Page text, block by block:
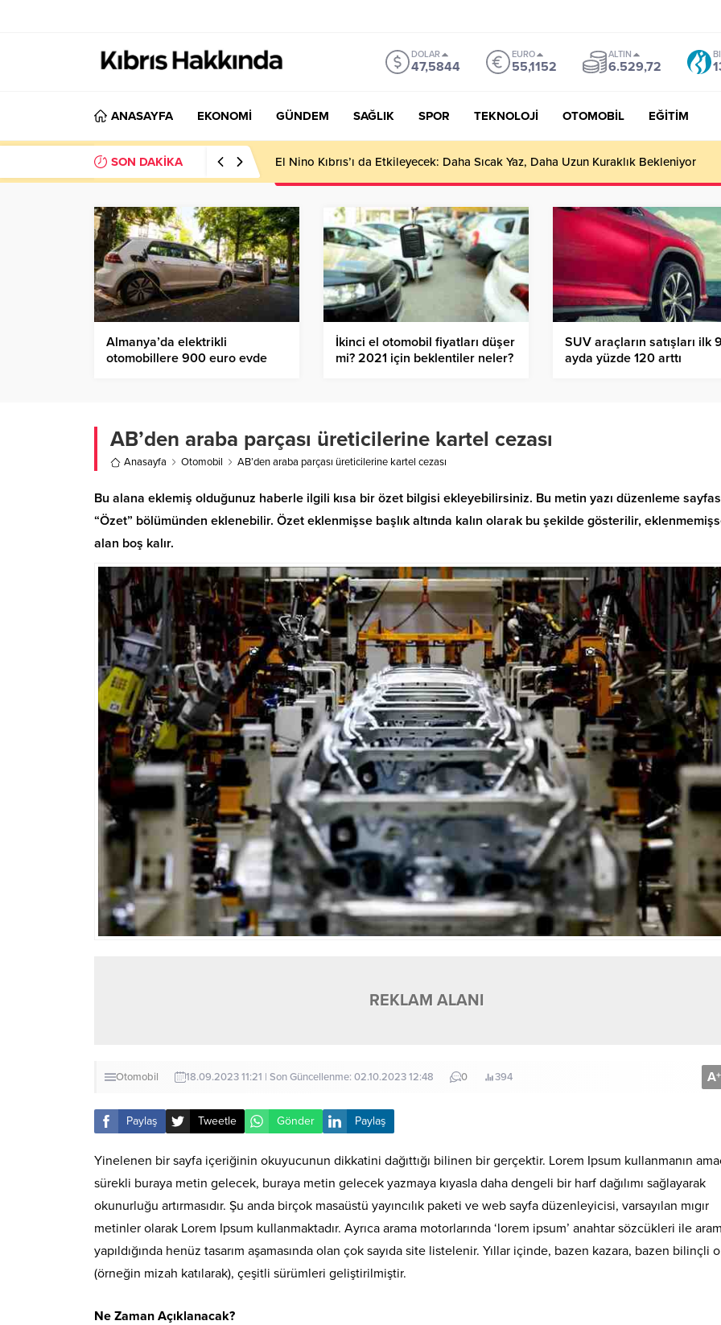
DOLAR
47,5844
EURO
55,1152
ALTIN
6.529,72
ANASAYFA EKONOMİ GÜNDEM SAĞLIK SPOR TEKNOLOJİ OTOMOBİL EĞİTİM
SON DAKİKA El Nino Kıbrıs’ı da Etkileyecek: Daha Sıcak Yaz, Daha Uzun Kuraklık Bekleniyor
Almanya’da elektrikli
otomobillere 900 euro evde
İkinci el otomobil fiyatları düşer
mi? 2021 için beklentiler neler?
SUV araçların satışları ilk
ayda yüzde 120 arttı
AB’den araba parçası üreticilerine kartel cezası
Anasayfa Otomobil AB’den araba parçası üreticilerine kartel cezası
Bu alana eklemiş olduğunuz haberle ilgili kısa bir özet bilgisi ekleyebilirsiniz. Bu metin yazı düzenleme
“Özet” bölümünden eklenebilir. Özet eklenmişse başlık altında kalın olarak bu şekilde gösterilir,
alan boş kalır.
REKLAM ALANI
Otomobil 18.09.2023 11:21 | Son Güncellenme: 02.10.2023 12:48 0 394 A+
Paylaş Tweetle Gönder Paylaş
Yinelenen bir sayfa içeriğinin okuyucunun dikkatini dağıttığı bilinen bir gerçektir. Lorem Ipsum kullanmanın
sürekli buraya metin gelecek, buraya metin gelecek yazmaya kıyasla daha dengeli bir harf dağılımı sağlayarak
okunurluğu artırmasıdır. Şu anda birçok masaüstü yayıncılık paketi ve web sayfa düzenleyicisi, varsayılan mıgır
metinler olarak Lorem Ipsum kullanmaktadır. Ayrıca arama motorlarında ‘lorem ipsum’ anahtar sözcükleri ile
yapıldığında henüz tasarım aşamasında olan çok sayıda site listelenir. Yıllar içinde, bazen kazara, bazen bilinçli
(örneğin mizah katılarak), çeşitli sürümleri geliştirilmiştir.
Ne Zaman Açıklanacak?